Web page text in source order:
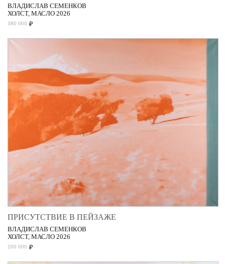
ВЛАДИСЛАВ СЕМЕНКОВ
ХОЛСТ, МАСЛО 2026
380 000 ₽
ПРИСУТСТВИЕ В ПЕЙЗАЖЕ
ВЛАДИСЛАВ СЕМЕНКОВ
ХОЛСТ, МАСЛО 2026
200 000 ₽